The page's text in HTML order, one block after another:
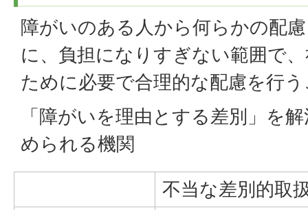
障がいのある人から何らかの配
に、負担になりすぎない範囲で
ために必要で合理的な配慮を行
「障がいを理由とする差別」を
められる機関
不当な差別的取